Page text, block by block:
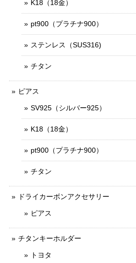
K18（18金）
pt900（プラチナ900）
ステンレス（SUS316)
チタン
ピアス
SV925（シルバー925）
K18（18金）
pt900（プラチナ900）
チタン
ドライカーボンアクセサリー
ピアス
チタンキーホルダー
トヨタ